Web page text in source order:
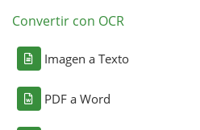
Convertir con OCR
Imagen a Texto
PDF a Word